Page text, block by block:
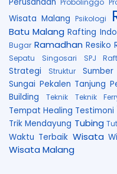
Perusahaan Probolinggo
Wisata Malang Psikologi
Batu Malang Rafting
Bugar Ramadhan Resiko
Sepatu Singosari SPJ
Strategi Struktur
Sungai Pekalen Tanjung
Building
Teknik Teknik
Tempat Healing Testimoni
Trik Mendayung Tubing
Waktu Terbaik Wisata
Wisata Malang